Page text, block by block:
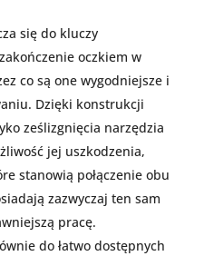
się do kluczy
oczkiem w
co są one wygodniejsze i
Dzięki konstrukcji
ześlizgnięcia narzędzia
jej uszkodzenia,
stanowią połączenie obu
zazwyczaj ten sam
pracę.
do łatwo dostępnych